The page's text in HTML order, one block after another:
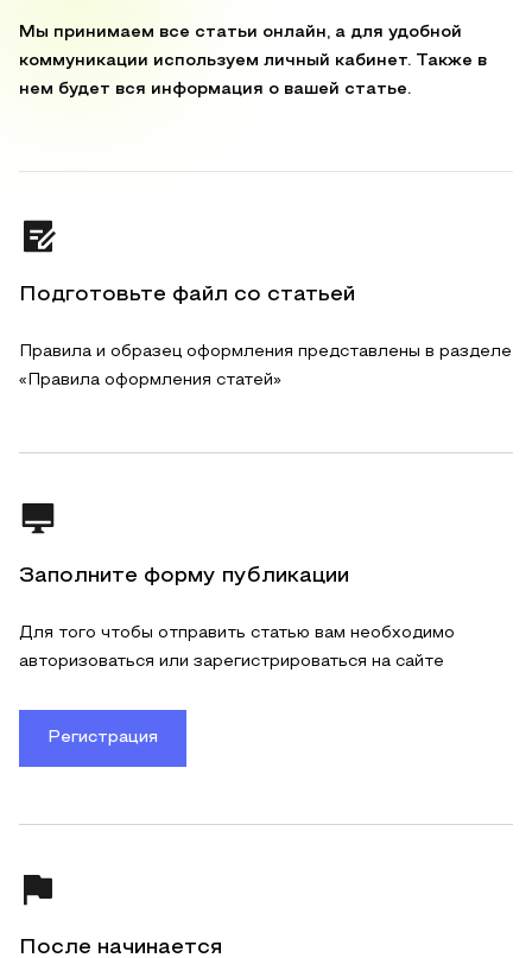
Мы принимаем все статьи онлайн, а для удобной
коммуникации используем личный кабинет. Также в
нем будет вся информация о вашей статье.
Подготовьте файл со статьей
Правила и образец оформления представлены в разделе
«Правила оформления статей»
Заполните форму публикации
Для того чтобы отправить статью вам необходимо
авторизоваться или зарегистрироваться на сайте
Регистрация
После начинается